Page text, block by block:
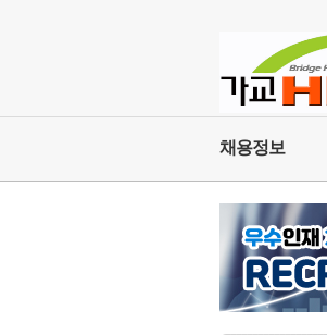
채용정보